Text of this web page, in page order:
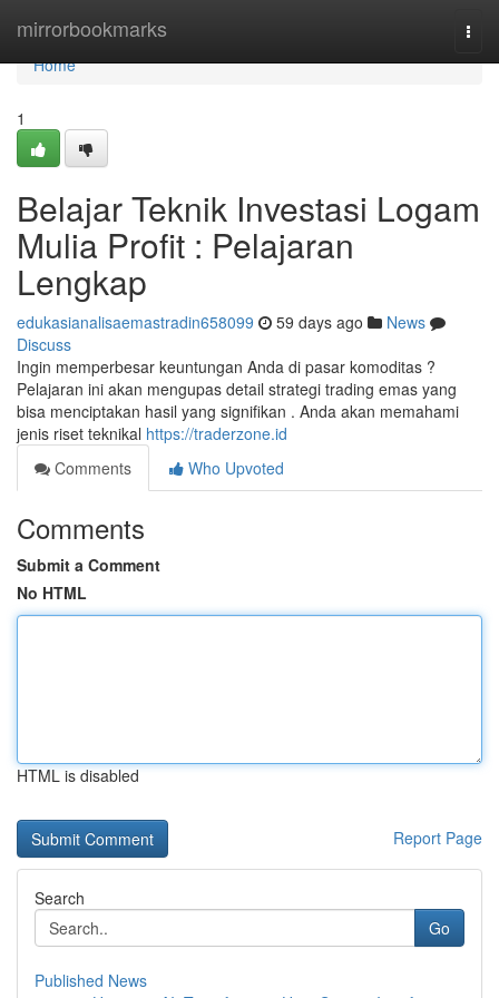
mirrorbookmarks
Home
Home
1
Belajar Teknik Investasi Logam
Mulia Profit : Pelajaran
Lengkap
edukasianalisaemastradin658099 59 days ago
News
Discuss
Ingin memperbesar keuntungan Anda di pasar komoditas ?
Pelajaran ini akan mengupas detail strategi trading emas yang
bisa menciptakan hasil yang signifikan . Anda akan memahami
jenis riset teknikal https://traderzone.id
Comments
Who Upvoted
Comments
Submit a Comment
No HTML
HTML is disabled
Report Page
Search
Go
Published News